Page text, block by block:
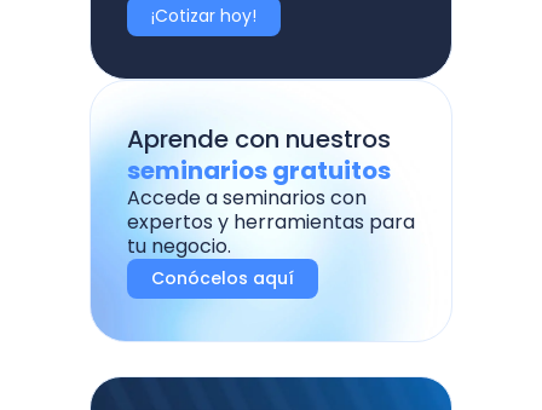
¡Cotizar hoy!
Aprende con nuestros
seminarios gratuitos
Accede a seminarios con
expertos y herramientas para
tu negocio.
Conócelos aquí